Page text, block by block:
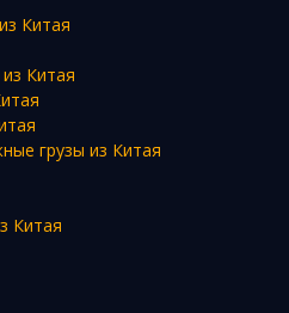
Китая
Китая
грузы из Китая
Китая